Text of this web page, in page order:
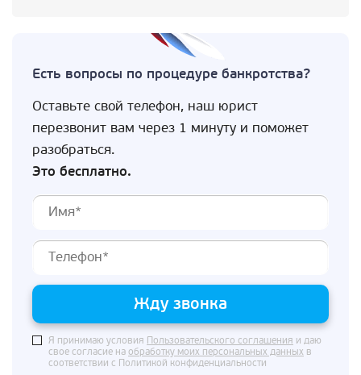
Есть вопросы по процедуре банкротства?
Оставьте свой телефон, наш юрист
перезвонит вам через 1 минуту и поможет
разобраться.
Это бесплатно.
Жду звонка
Я принимаю условия Пользовательского соглашения и даю
свое согласие на обработку моих персональных данных в
соответствии с Политикой конфиденциальности